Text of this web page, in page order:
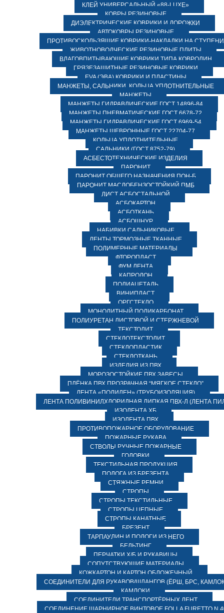
КЛЕЙ УНИВЕРСАЛЬНЫЙ «88-LUXE»
КОВРЫ РЕЗИНОВЫЕ
ДИЭЛЕКТРИЧЕСКИЕ КОВРИКИ И ДОРОЖКИ
АВТОКОВРЫ РЕЗИНОВЫЕ
ПРОТИВОСКОЛЬЗЯЩИЕ КОВРИКИ-НАКЛАДКИ НА СТУПЕНИ
ЖИВОТНОВОДЧЕСКИЕ РЕЗИНОВЫЕ ПЛИТЫ
ВЛАГОВПИТЫВАЮЩИЕ КОВРИКИ ТИПА КОВРОЛИН
ГРЯЗЕЗАЩИТНЫЕ РЕЗИНОВЫЕ КОВРИКИ
EVA (ЭВА) КОВРИКИ И ПЛАСТИНЫ
МАНЖЕТЫ, САЛЬНИКИ, КОЛЬЦА УПЛОТНИТЕЛЬНЫЕ
МАНЖЕТЫ
МАНЖЕТЫ ГИДРАВЛИЧЕСКИЕ ГОСТ 14896-84
МАНЖЕТЫ ПНЕВМАТИЧЕСКИЕ ГОСТ 6678-72
МАНЖЕТЫ ГИДРАВЛИЧЕСКИЕ ГОСТ 6969-54
МАНЖЕТЫ ШЕВРОННЫЕ ГОСТ 22704-77
КОЛЬЦА УПЛОТНИТЕЛЬНЫЕ
САЛЬНИКИ (ГОСТ 8752-79)
АСБЕСТОТЕХНИЧЕСКИЕ ИЗДЕЛИЯ
ПАРОНИТ
ПАРОНИТ ОБЩЕГО НАЗНАЧЕНИЯ ПОН-Б
ПАРОНИТ МАСЛОБЕНЗОСТОЙКИЙ ПМБ
ЛИСТ АСБОСТАЛЬНОЙ
АСБОКАРТОН
АСБОТКАНЬ
АСБОШНУР
НАБИВКИ САЛЬНИКОВЫЕ
ЛЕНТЫ ТОРМОЗНЫЕ ТКАННЫЕ
ПОЛИМЕРНЫЕ МАТЕРИАЛЫ
ФТОРОПЛАСТ
ФУМ ЛЕНТА
КАПРОЛОН
ПОЛИАЦЕТАЛЬ
ВИНИПЛАСТ
ОРГСТЕКЛО
МОНОЛИТНЫЙ ПОЛИКАРБОНАТ
ПОЛИУРЕТАН ЛИСТОВОЙ И СТЕРЖНЕВОЙ
ТЕКСТОЛИТ
СТЕКЛОТЕКСТОЛИТ
СТЕКЛОПЛАСТИК
СТЕКЛОТКАНЬ
ИЗДЕЛИЯ ИЗ ПВХ
МОРОЗОСТОЙКИЕ ПВХ ЗАВЕСЫ
ПЛЁНКА ПВХ ПРОЗРАЧНАЯ “МЯГКОЕ СТЕКЛО”
ЛЕНТА «ПОЛИЛЕН» (ТРУБОИЗОЛЯЦИЯ)
ЛЕНТА ПОЛИВИНИЛХЛОРИДНАЯ ЛИПКАЯ ПВХ-Л (ЛЕНТА
ИЗОЛЕНТА ХБ
ИЗОЛЕНТА ПВХ
ПРОТИВОПОЖАРНОЕ ОБОРУДОВАНИЕ
ПОЖАРНЫЕ РУКАВА
СТВОЛЫ РУЧНЫЕ ПОЖАРНЫЕ
ГОЛОВКИ
ТЕКСТИЛЬНАЯ ПРОДУКЦИЯ
ПОЛОГА ИЗ БРЕЗЕНТА
СТЯЖНЫЕ РЕМНИ
СТРОПЫ
СТРОПЫ ТЕКСТИЛЬНЫЕ
СТРОПЫ ЦЕПНЫЕ
СТРОПЫ КАНАТНЫЕ
БРЕЗЕНТ
ТАРПАУЛИН И ПОЛОГИ ИЗ НЕГО
БЕЛЬТИНГ
ПЕРЧАТКИ Х/Б И РУКАВИЦЫ
СОПУТСТВУЮЩИЕ МАТЕРИАЛЫ
КОЖКАРТОН И КАРТОН ОБЛОЖЕЧНЫЙ
СОЕДИНИТЕЛИ ДЛЯ РУКАВОВ/ШЛАНГОВ (ЁРШ, БРС,
КАМЛОКИ
СОЕДИНИТЕЛИ ТРАНСПОРТЁРНЫХ ЛЕНТ
СОЕДИНЕНИЕ ШАРНИРНОЕ ВИНТОВОЕ FOLLA FURETTO N